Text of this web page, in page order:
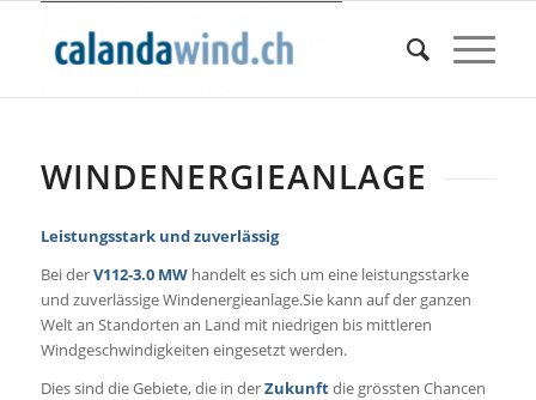
WINDENERGIEANLAGE
Leistungsstark und zuverlässig
Bei derV112-3.0 MWhandelt es sich um eine leistungsstarke
und zuverlässige Windenergieanlage.Sie kann auf der ganzen
Welt an Standorten an Land mit niedrigen bis mittleren
Windgeschwindigkeiten eingesetzt werden.
Dies sind die Gebiete, die in derZukunftdie grössten Chancen